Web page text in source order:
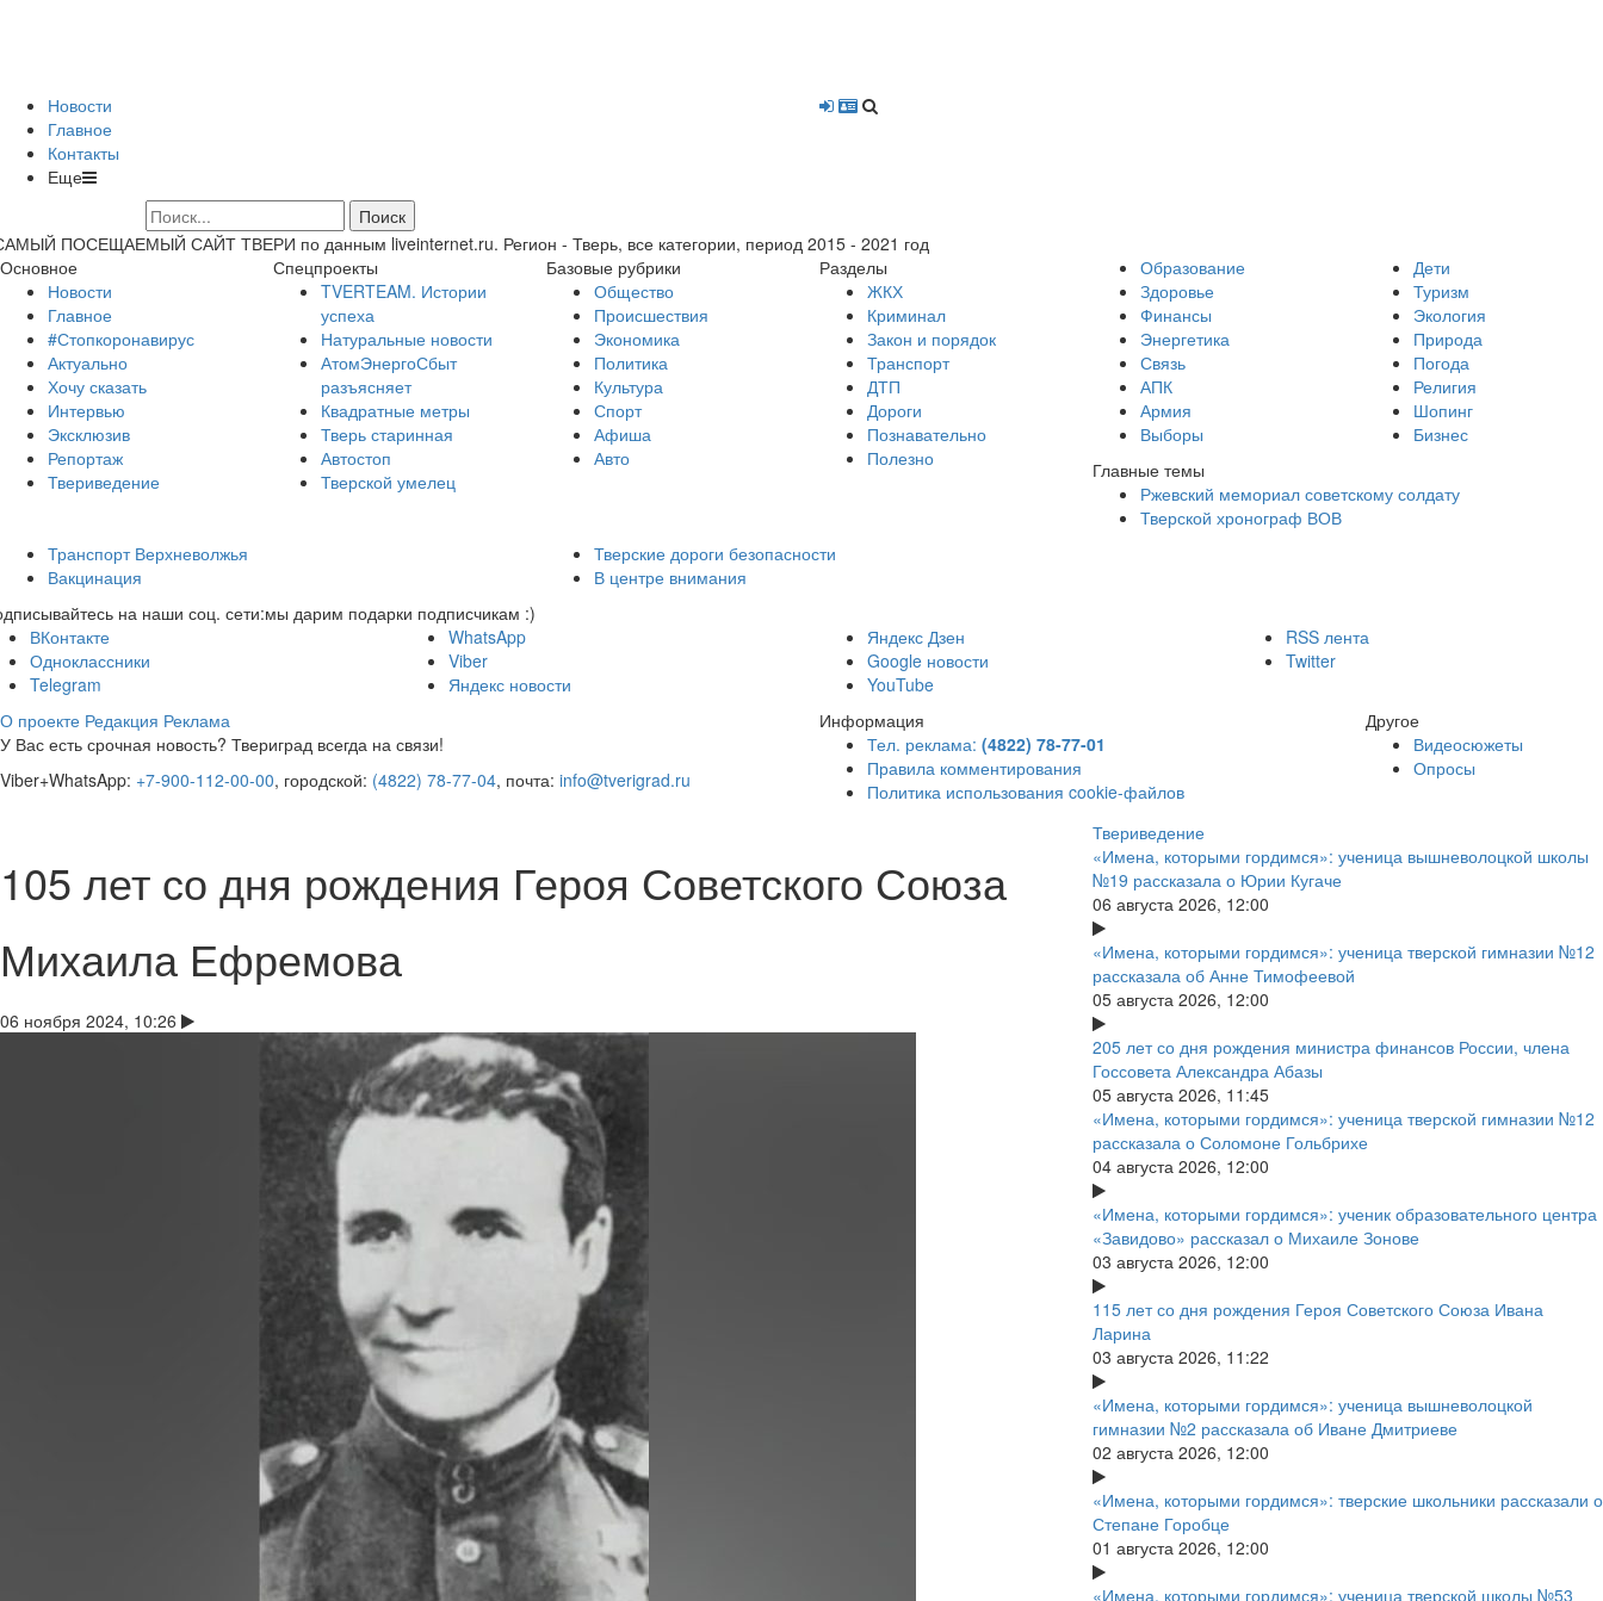
Новости
Главное
Контакты
Еще
ПОСЕЩАЕМЫЙ САЙТ ТВЕРИ по данным liveinternet.ru. Регион - Тверь, все категории, период 2015 - 2021 год
Основное
Новости
Главное
#Стопкоронавирус
Актуально
Хочу сказать
Интервью
Эксклюзив
Репортаж
Твериведение
Спецпроекты
TVERTEAM. Истории
успеха
Натуральные новости
АтомЭнергоСбыт
разъясняет
Квадратные метры
Тверь старинная
Автостоп
Тверской умелец
Базовые рубрики
Общество
Происшествия
Экономика
Политика
Культура
Спорт
Афиша
Авто
Разделы
ЖКХ
Криминал
Закон и порядок
Транспорт
ДТП
Дороги
Познавательно
Полезно
Образование
Здоровье
Финансы
Энергетика
Связь
АПК
Армия
Выборы
Дети
Туризм
Экология
Природа
Погода
Религия
Шопинг
Бизнес
Главные темы
Ржевский мемориал советскому солдату
Тверской хронограф ВОВ
Транспорт Верхневолжья
Вакцинация
Тверские дороги безопасности
В центре внимания
на наши соц. сети:мы дарим подарки подписчикам :)
ВКонтакте
Одноклассники
Telegram
WhatsApp
Viber
Яндекс новости
Яндекс Дзен
Google новости
YouTube
RSS лента
Twitter
О проекте Редакция Реклама
У Вас есть срочная новость? Твериград всегда на связи!
Viber+WhatsApp: +7-900-112-00-00, городской: (4822) 78-77-04, почта: info@tverigrad.ru
Информация
Тел. реклама: (4822) 78-77-01
Правила комментирования
Политика использования cookie-файлов
Другое
Видеосюжеты
Опросы
105 лет со дня рождения Героя Советского Союза
Михаила Ефремова
06 ноября 2024, 10:26
Твериведение
«Имена, которыми гордимся»: ученица вышневолоцкой школы
№19 рассказала о Юрии Кугаче
06 августа 2026, 12:00
«Имена, которыми гордимся»: ученица тверской гимназии №12
рассказала об Анне Тимофеевой
05 августа 2026, 12:00
205 лет со дня рождения министра финансов России, члена
Госсовета Александра Абазы
05 августа 2026, 11:45
«Имена, которыми гордимся»: ученица тверской гимназии №12
рассказала о Соломоне Гольбрихе
04 августа 2026, 12:00
«Имена, которыми гордимся»: ученик образовательного центра
«Завидово» рассказал о Михаиле Зонове
03 августа 2026, 12:00
115 лет со дня рождения Героя Советского Союза Ивана
Ларина
03 августа 2026, 11:22
«Имена, которыми гордимся»: ученица вышневолоцкой
гимназии №2 рассказала об Иване Дмитриеве
02 августа 2026, 12:00
«Имена, которыми гордимся»: тверские школьники рассказали о
Степане Горобце
01 августа 2026, 12:00
«Имена, которыми гордимся»: ученица тверской школы №53